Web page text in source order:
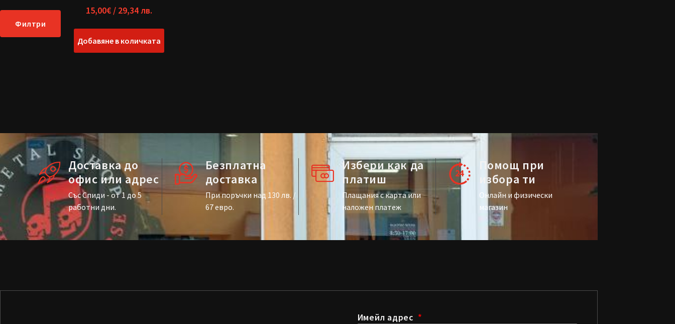
15,00€ / 29,34 лв.
Добавяне в количката
Доставка до
офис или адрес
Със Спиди - от 1 до 5
работни дни.
Безплатна
доставка
При поръчки над 130 лв. /
67 евро.
Избери как да
платиш
Плащания с карта или
наложен платеж
Помощ при
избора ти
Онлайн и физически
магазин
Имейл адрес
Филтри